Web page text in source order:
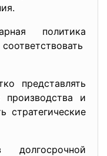
политика
представлять
производства и